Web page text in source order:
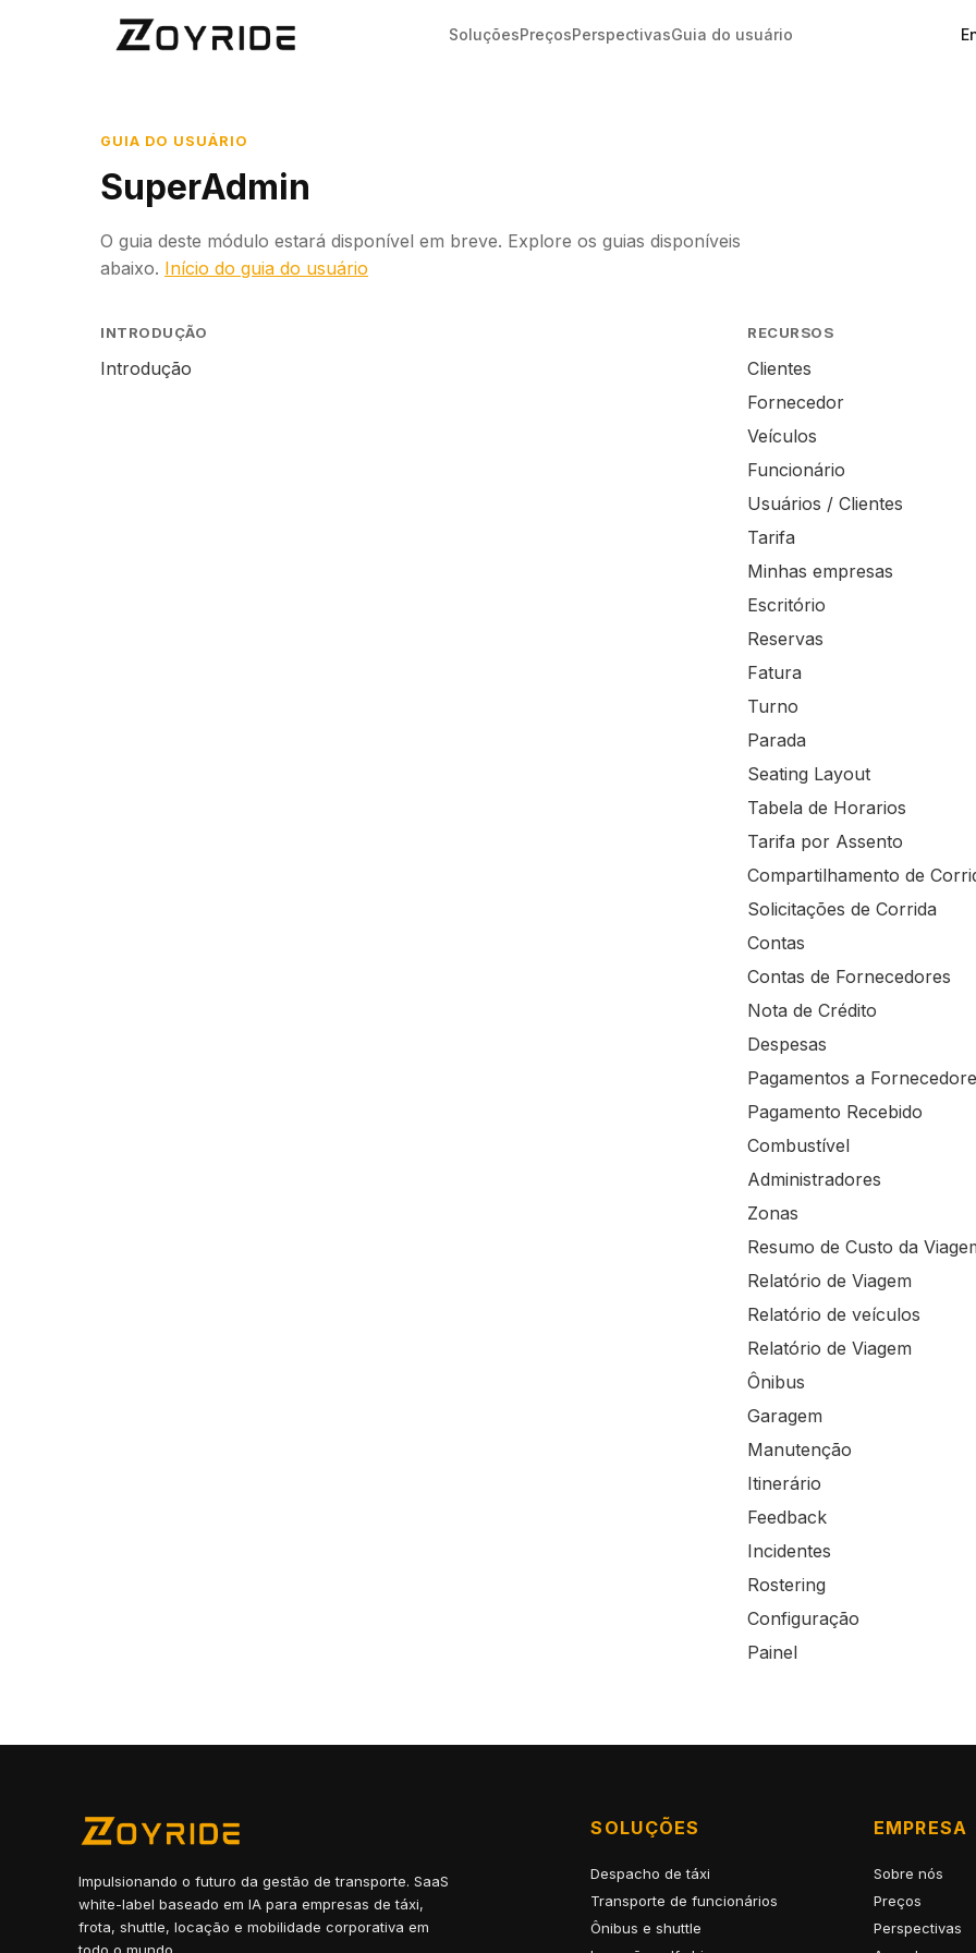
SoluçõesPreçosPerspectivasGuia do usuário
GUIA DO USUÁRIO
SuperAdmin
O guia deste módulo estará disponível em breve. Explore os guias disponíveis
abaixo. Início do guia do usuário
INTRODUÇÃO
Introdução
RECURSOS
Clientes
Fornecedor
Veículos
Funcionário
Usuários / Clientes
Tarifa
Minhas empresas
Escritório
Reservas
Fatura
Turno
Parada
Seating Layout
Tabela de Horarios
Tarifa por Assento
Compartilhamento de
Solicitações de Corrida
Contas
Contas de Fornecedores
Nota de Crédito
Despesas
Pagamentos a
Pagamento Recebido
Combustível
Administradores
Zonas
Resumo de Custo da
Relatório de Viagem
Relatório de veículos
Relatório de Viagem
Ônibus
Garagem
Manutenção
Itinerário
Feedback
Incidentes
Rostering
Configuração
Painel
Impulsionando o futuro da gestão de transporte. SaaS
white-label baseado em IA para empresas de táxi,
frota, shuttle, locação e mobilidade corporativa em
SOLUÇÕES
Despacho de táxi
Transporte de funcionários
Ônibus e shuttle
EMPRESA
Sobre nós
Preços
Perspectivas